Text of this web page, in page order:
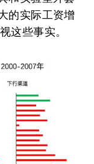
的实际工资增
这些事实。